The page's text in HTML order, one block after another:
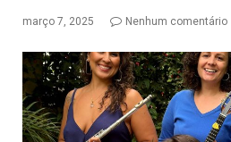
março 7, 2025 Nenhum comentário